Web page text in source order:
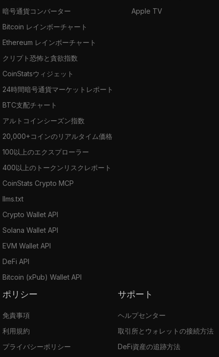
暗号通貨コンバーター
Bitcoin レインボーチャート
Ethereum レインボーチャート
クリプト恐怖と貪欲指数
CoinStatsウィジェット
24時間暗号通貨マーケットレポート
BTC支配チャート
アルトコインシーズン指数
20,000+コインのリアルタイム価格
100以上のエクスプローラー
400以上のトークンリスクレポート
CoinStats Crypto MCP
llms.txt
Crypto Wallet API
Solana Wallet API
EVM Wallet API
DeFi API
Bitcoin (xPub) Wallet API
Apple TV
ポリシー
免責事項
利用規約
プライバシーポリシー
サポート
ヘルプセンター
取引所とウォレットの接続方法
DeFi資産の追跡方法